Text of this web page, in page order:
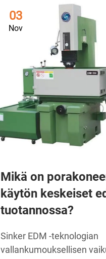
03
Nov
Mikä on
käytön keskeiset
tuotannossa?
Sinker EDM -teknologian
vallankumouksellisen